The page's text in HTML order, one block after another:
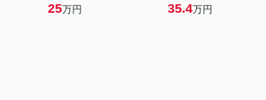
25万円 35.4万円